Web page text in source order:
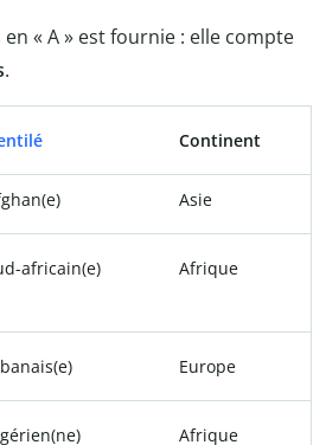
« A » est fournie : elle compte
.
Continent
Asie
africain(e) Afrique
Europe
Afrique